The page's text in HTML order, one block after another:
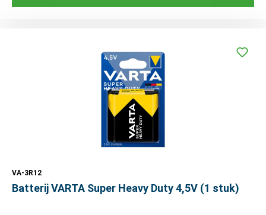
VA-3R12
Batterij VARTA Super Heavy Duty 4,5V (1 stuk)